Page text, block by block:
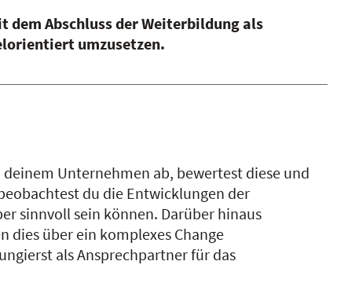
Abschluss der Weiterbildung als
umzusetzen.
Unternehmen ab, bewertest diese und
du die Entwicklungen der
sinnvoll sein können. Darüber hinaus
dies über ein komplexes Change
als Ansprechpartner für das